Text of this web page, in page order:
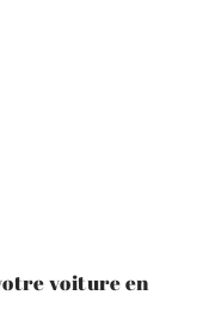
voiture en